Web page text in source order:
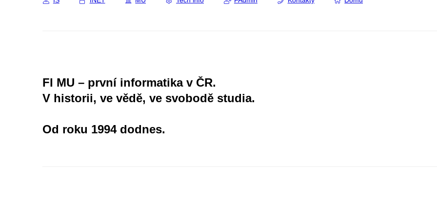
FI MU – první informatika v ČR.
V historii, ve vědě, ve svobodě studia.
Od roku 1994 dodnes.